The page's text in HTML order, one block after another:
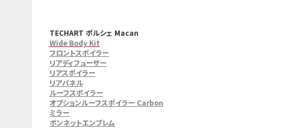
TECHART ポルシェ Macan
Wide Body Kit
フロントスポイラー
リアディフューザー
リアスポイラー
リアパネル
ルーフスポイラー
オプションルーフスポイラー Carbon
ミラー
ボンネットエンブレム